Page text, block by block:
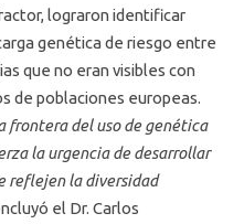
lograron identificar
genética de riesgo entre
que no eran visibles con
de poblaciones europeas.
frontera del uso de genética
la urgencia de desarrollar
reflejen la diversidad
el Dr. Carlos